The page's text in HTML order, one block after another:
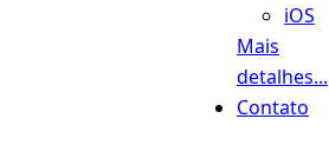
iOS
Mais
detalhes...
Contato